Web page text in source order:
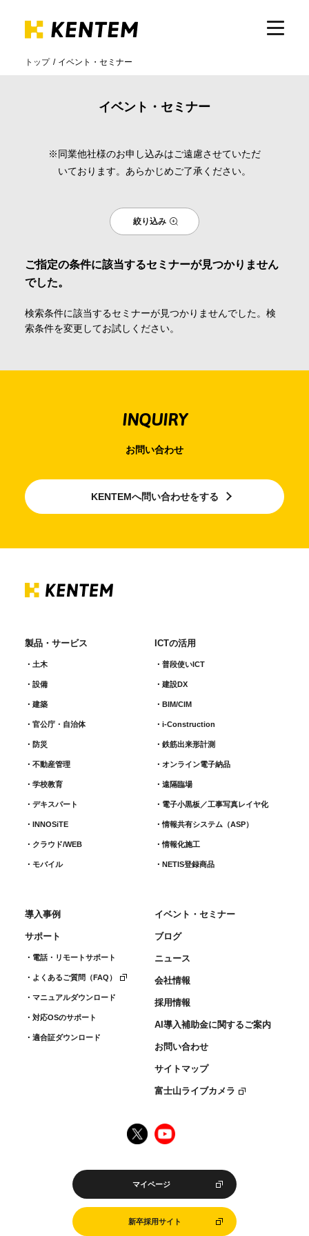
導入事例
イベント・セミナー
会社情報
採用情報
お問合せ・申込
サイト内検索
トップ イベント・セミナー
イベント・セミナー
※同業他社様のお申し込みはご遠慮させていただ
いております。あらかじめご了承ください。
絞り込み
ご指定の条件に該当するセミナーが見つかりません
でした。
検索条件に該当するセミナーが見つかりませんでした。検
索条件を変更してお試しください。
INQUIRY
お問い合わせ
KENTEMへ問い合わせをする
製品・サービス
土木
設備
建築
官公庁・自治体
防災
不動産管理
学校教育
デキスパート
INNOSiTE
クラウド/WEB
モバイル
ICTの活用
普段使いICT
建設DX
BIM/CIM
i-Construction
鉄筋出来形計測​
オンライン電子納品
遠隔臨場
電子小黒板／工事写真レイヤ化
情報共有システム（ASP）
情報化施工
NETIS登録商品
導入事例
サポート
電話・リモートサポート
よくあるご質問（FAQ）
マニュアルダウンロード
対応OSのサポート
適合証ダウンロード
イベント・セミナー
ブログ
ニュース
会社情報
採用情報
AI導入補助金に関するご案内
お問い合わせ
サイトマップ
富士山ライブカメラ
マイページ
新卒採用サイト